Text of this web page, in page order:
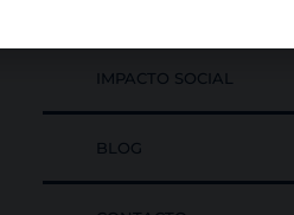
IMPACTO SOCIAL
BLOG